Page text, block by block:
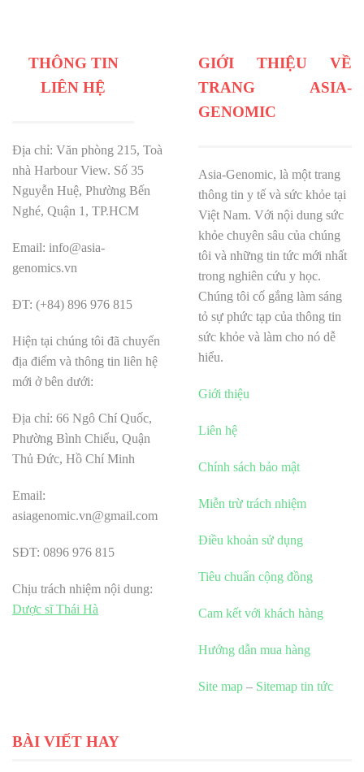
THÔNG TIN
LIÊN HỆ
Địa chỉ: Văn phòng 215, Toà
nhà Harbour View. Số 35
Nguyễn Huệ, Phường Bến
Nghé, Quận 1, TP.HCM
Email: info@asia-
genomics.vn
ĐT: (+84) 896 976 815
Hiện tại chúng tôi đã chuyển
địa điểm và thông tin liên hệ
mới ở bên dưới:
Địa chỉ: 66 Ngô Chí Quốc,
Phường Bình Chiểu, Quận
Thủ Đức, Hồ Chí Minh
Email:
asiagenomic.vn@gmail.com
SĐT: 0896 976 815
Chịu trách nhiệm nội dung:
Dược sĩ Thái Hà
GIỚI THIỆU VỀ
TRANG ASIA-
GENOMIC
Asia-Genomic, là một trang
thông tin y tế và sức khỏe tại
Việt Nam. Với nội dung sức
khỏe chuyên sâu của chúng
tôi và những tin tức mới nhất
trong nghiên cứu y học.
Chúng tôi cố gắng làm sáng
tỏ sự phức tạp của thông tin
sức khỏe và làm cho nó dễ
hiểu.
Giới thiệu
Liên hệ
Chính sách bảo mật
Miễn trừ trách nhiệm
Điều khoản sử dụng
Tiêu chuẩn cộng đồng
Cam kết với khách hàng
Hướng dẫn mua hàng
Site map – Sitemap tin tức
BÀI VIẾT HAY